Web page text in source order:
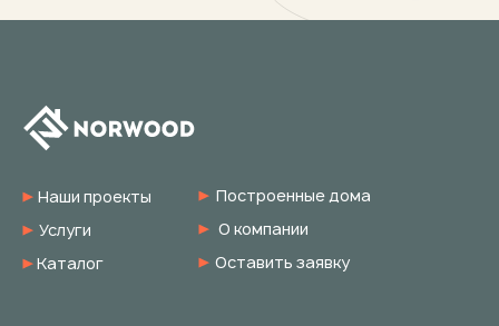
Наши проекты
Услуги
Каталог
Построенные дома
О компании
Оставить заявку